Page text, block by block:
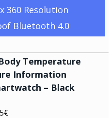
360 Resolution
Bluetooth 4.0
Temperature
Information
– Black